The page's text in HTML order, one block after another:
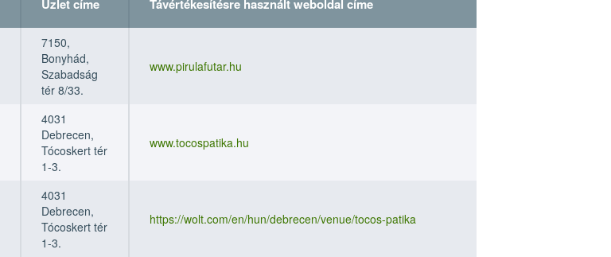
Üzlet címe
Távértékesítésre használt weboldal címe
Üzlet címe
Üzlet címe
7150,
Bonyhád,
Szabadság
tér 8/33.
www.pirulafutar.hu
4031
Debrecen,
Tócoskert tér
1-3.
www.tocospatika.hu
4031
Debrecen,
Tócoskert tér
1-3.
https://wolt.com/en/hun/debrecen/venue/tocos-patika